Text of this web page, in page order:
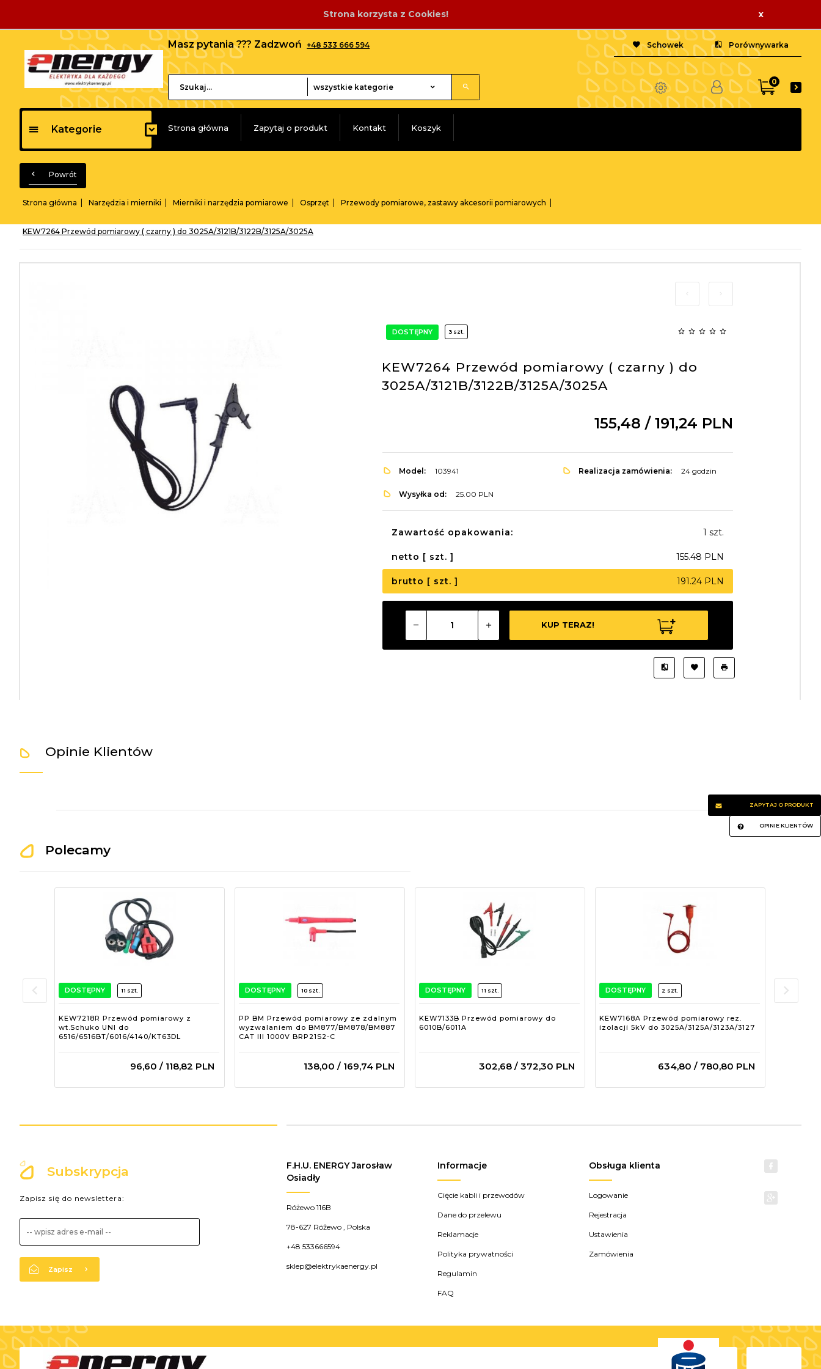
Strona korzysta z Cookies! x
Masz pytania ??? Zadzwoń +48 533 666 594
categories_searcher
wszystkie kategorie
Schowek Porównywarka
0
Kategorie Strona główna Zapytaj o produkt Kontakt Koszyk
Powrót
Strona główna Narzędzia i mierniki Mierniki i narzędzia pomiarowe Osprzęt Przewody pomiarowe, zastawy akcesorii pomiarowych
KEW7264 Przewód pomiarowy ( czarny ) do 3025A/3121B/3122B/3125A/3025A
DOSTĘPNY 3 szt.
KEW7264 Przewód pomiarowy ( czarny ) do
3025A/3121B/3122B/3125A/3025A
155,48 / 191,24 PLN
Model: 103941 Realizacja zamówienia: 24 godzin
Wysyłka od: 25.00 PLN
Zawartość opakowania: 1 szt.
netto [ szt. ] 155.48 PLN
brutto [ szt. ] 191.24 PLN
KUP TERAZ!
ZAPYTAJ O PRODUKT
OPINIE KLIENTÓW
Opinie Klientów
Polecamy
DOSTĘPNY 11 szt.
KEW7218R Przewód pomiarowy z
wt.Schuko UNI do
6516/6516BT/6016/4140/KT63DL
96,60 / 118,82 PLN
DOSTĘPNY 10 szt.
PP BM Przewód pomiarowy ze zdalnym
wyzwalaniem do BM877/BM878/BM887
CAT III 1000V BRP21S2-C
138,00 / 169,74 PLN
DOSTĘPNY 11 szt.
KEW7133B Przewód pomiarowy do
6010B/6011A
302,68 / 372,30 PLN
DOSTĘPNY 2 szt.
KEW7168A Przewód pomiarowy rez.
izolacji 5kV do 3025A/3125A/3123A/3127
634,80 / 780,80 PLN
Subskrypcja
Zapisz się do newslettera:
Zapisz
F.H.U. ENERGY Jarosław
Osiadły
Różewo 116B
78-627 Różewo Polska
+48 533666594
sklep@elektrykaenergy.pl
Informacje
Cięcie kabli i przewodów
Dane do przelewu
Reklamacje
Polityka prywatności
Regulamin
FAQ
Obsługa klienta
Logowanie
Rejestracja
Ustawienia
Zamówienia